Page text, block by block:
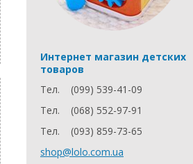
Интернет магазин детских
товаров
Тел.
(099) 539-41-09
Тел.
(068) 552-97-91
Тел.
(093) 859-73-65
shop@lolo.com.ua